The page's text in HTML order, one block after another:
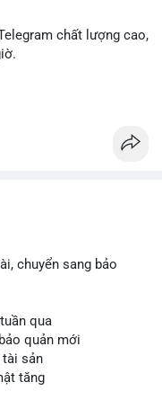
chất lượng cao,
chuyển sang bảo
qua
quản mới
tài sản
tăng